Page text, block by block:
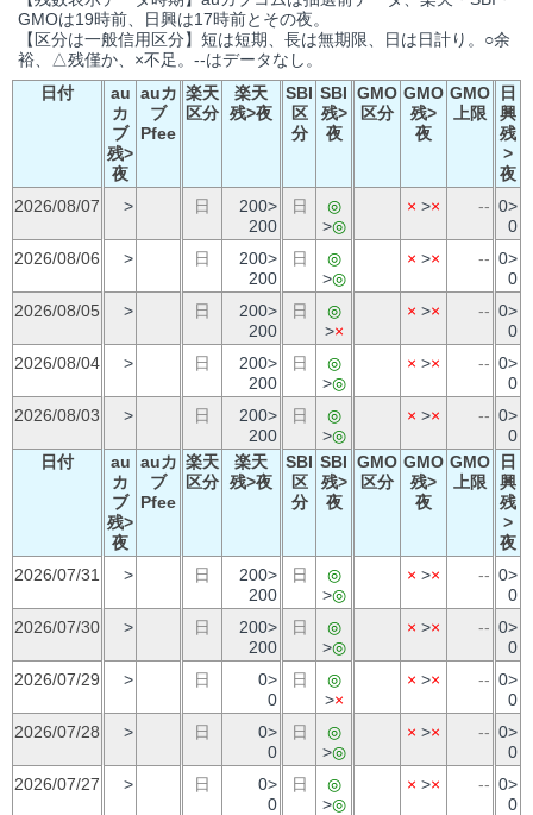
GMOは19時前、日興は17時前とその夜。
【区分は一般信用区分】短は短期、長は無期限、日は日計り。○余
裕、△残僅か、×不足。--はデータなし。
日付
au
カ
ブ
残>
夜
auカ
ブ
Pfee
楽天
区分
楽天
残>夜
SBI
区
分
SBI
残>
夜
GMO
区分
GMO
残>
夜
GMO
上限
日
興
残
>
夜
2026/08/07
> 日
200>
200
日
◎
>◎
× >× -- 0>
0
2026/08/06
> 日
200>
200
日
◎
>◎
× >× -- 0>
0
2026/08/05
> 日
200>
200
日
◎
>×
× >× -- 0>
0
2026/08/04
> 日
200>
200
日
◎
>◎
× >× -- 0>
0
2026/08/03
> 日
200>
200
日
◎
>◎
× >× -- 0>
0
日付
au
カ
ブ
残>
夜
auカ
ブ
Pfee
楽天
区分
楽天
残>夜
SBI
区
分
SBI
残>
夜
GMO
区分
GMO
残>
夜
GMO
上限
日
興
残
>
夜
2026/07/31
> 日
200>
200
日
◎
>◎
× >× -- 0>
0
2026/07/30
> 日
200>
200
日
◎
>◎
× >× -- 0>
0
2026/07/29
> 日
0>
0
日
◎
>×
× >× -- 0>
0
2026/07/28
> 日
0>
0
日
◎
>◎
× >× -- 0>
0
2026/07/27
> 日
0>
0
日
◎
>◎
× >× -- 0>
0